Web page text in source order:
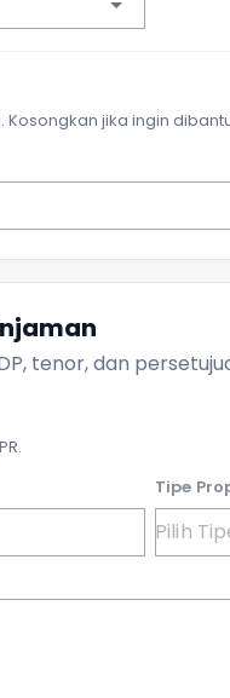
jika ingin
tenor, dan
Tipe